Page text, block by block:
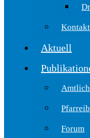
Kontakt
Aktuell
Forum